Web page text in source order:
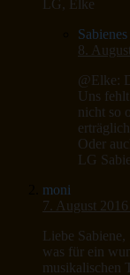
LG, Elke
Sabienes
8.
@Elke:
Uns
nicht so
Oder
LG
moni
7. August
Liebe Sabiene,
was für ein
musikalischen